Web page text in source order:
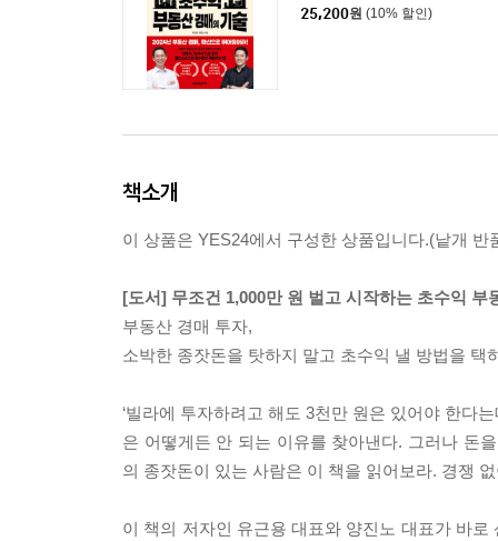
25,200원 (10% 할인)
책소개
이 상품은 YES24에서 구성한 상품입니다.(낱개 반
[도서] 무조건 1,000만 원 벌고 시작하는 초수익 부
부동산 경매 투자,
소박한 종잣돈을 탓하지 말고 초수익 낼 방법을 택
‘빌라에 투자하려고 해도 3천만 원은 있어야 한다
은 어떻게든 안 되는 이유를 찾아낸다. 그러나 돈
의 종잣돈이 있는 사람은 이 책을 읽어보라. 경쟁
이 책의 저자인 유근용 대표와 양진노 대표가 바